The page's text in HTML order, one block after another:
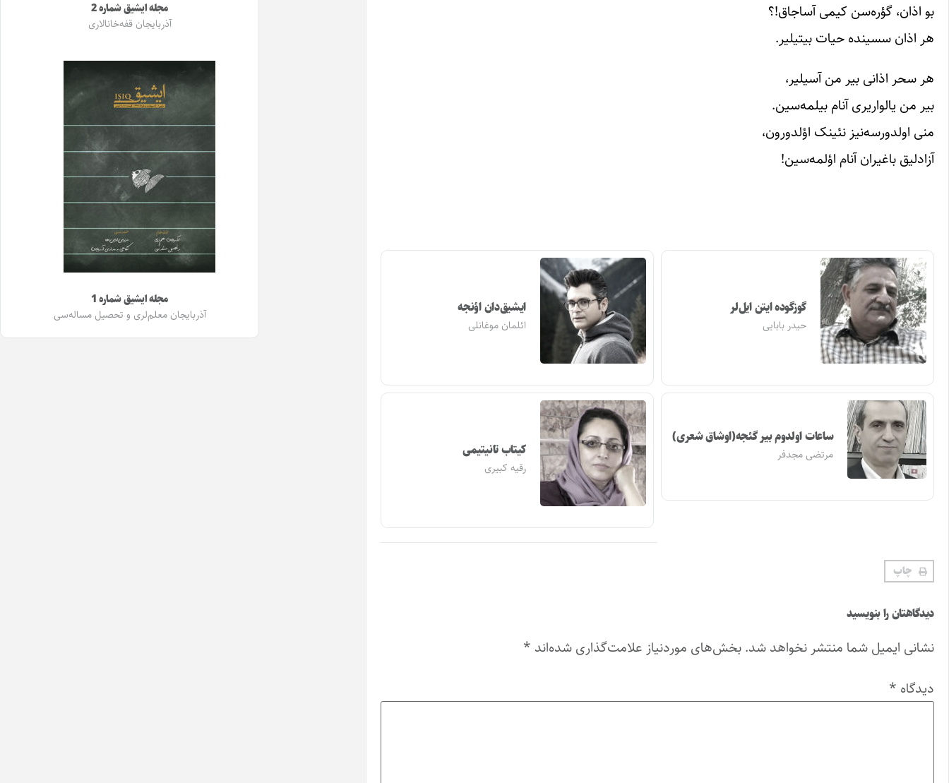
بو اذان، گؤره‌سن کیمی آساجاق!؟
هر اذان سسینده حیات بیتیلیر.
هر سحر اذانی بیر من آسیلیر،
بیر من یالواریری آنام بیلمه‌سین.
منی اولدورسه‌نیز نئینک اؤلدورون،
آزادلیق باغیران آنام اؤلمه‌سین!
گوزگوده ایتن ایل‌لر
حیدر بابایی
ایشیق‌دان اؤنجه
ائلمان موغانلی
ساعات اولدوم بیر گئجه(اوشاق شعری)
مرتضی مجدفر کیتاب تانیتیمی
رقیه کبیری
چاپ
دیدگاهتان را بنویسید
نشانی ایمیل شما منتشر نخواهد شد. بخش‌های موردنیاز علامت‌گذاری شده‌اند *
دیدگاه *
مجله ایشیق شماره 2
آذربایجان قفه‌خانالاری
مجله ایشیق شماره 1
آذربایجان معلم‌لری و تحصیل مساله‌سی